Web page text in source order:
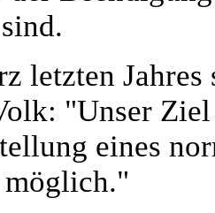
letzten
"Unser
eines